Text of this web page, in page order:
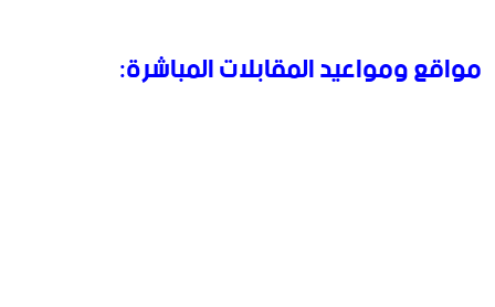
مواقع ومواعيد المقابلات المباشرة: